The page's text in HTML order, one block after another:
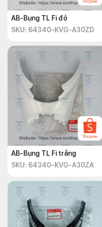
AB-Bụng TL Fi đỏ
SKU: 64340-KVG-A30ZD
AB-Bụng TL Fi trắng
SKU: 64340-KVG-A30ZA